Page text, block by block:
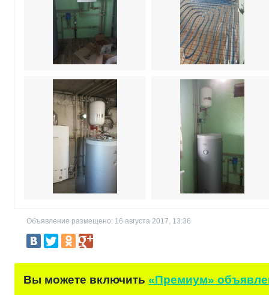
Объявление размещено: 16 августа 2017, 13:36
Вы можете включить «Премиум»